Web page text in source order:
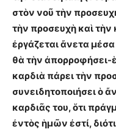
στὸν νοῦ τὴν
τὴν προσευχὴ καὶ τὴν
ἐργάζεται ἄνετα
θὰ τὴν ἀπορροφήσει-
καρδιὰ πάρει τὴν
συνειδητοποιήσει ὁ
καρδιᾶς του, ὅτι
ἐντὸς ἡμῶν ἐστί,